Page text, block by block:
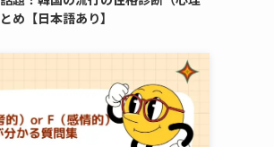
め【日本語あり】